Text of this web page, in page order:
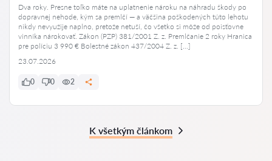
Dva roky. Presne toľko máte na uplatnenie nároku na náhradu škody po
dopravnej nehode, kým sa premlčí — a väčšina poškodených túto lehotu
nikdy nevyužije naplno, pretože netuší, čo všetko si môže od poisťovne
vinníka nárokovať. Zákon (PZP) 381/2001 Z. z. Premlčanie 2 roky Hranica
pre políciu 3 990 € Bolestné zákon 437/2004 Z. z. […]
23.07.2026
0 0 2
K všetkým článkom